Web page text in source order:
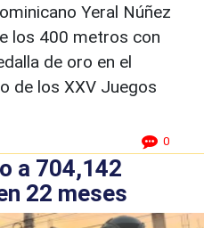
Yeral Núñez
los 400 metros con
de oro en el
de los XXV Juegos
0
a 704,142
22 meses